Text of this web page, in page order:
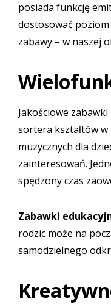
posiada funkcję
dostosować
zabawy – w naszej
Jakościowe
sortera kształtów
muzycznych dla
zainteresowań.
spędzony czas
Zabawki
rodzic może na
samodzielnego